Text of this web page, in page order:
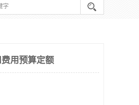
用预算定额